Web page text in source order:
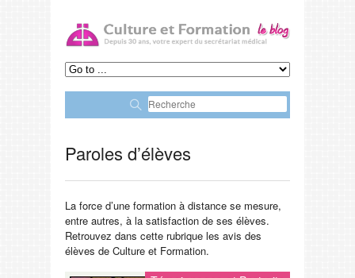
Paroles d’élèves
La force d’une formation à distance se mesure,
entre autres, à la satisfaction de ses élèves.
Retrouvez dans cette rubrique les avis des
élèves de Culture et Formation.